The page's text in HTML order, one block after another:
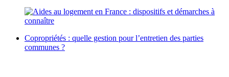
Copropriétés : quelle gestion pour l’entretien des parties
communes ?